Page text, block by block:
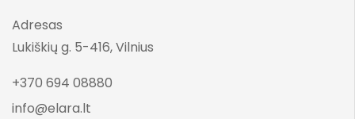
Adresas
Lukiškių g. 5-416, Vilnius
+370 694 08880
info@elara.lt